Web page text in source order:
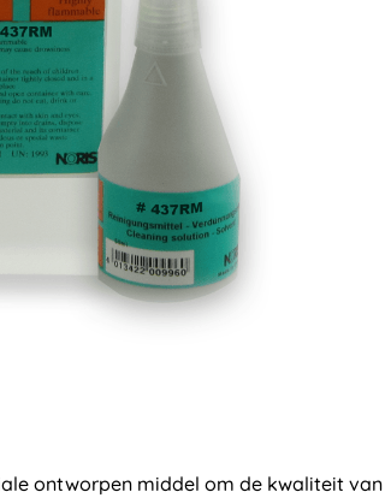
ontworpen middel om de kwaliteit van